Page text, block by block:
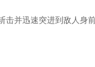
并迅速突进到敌人身